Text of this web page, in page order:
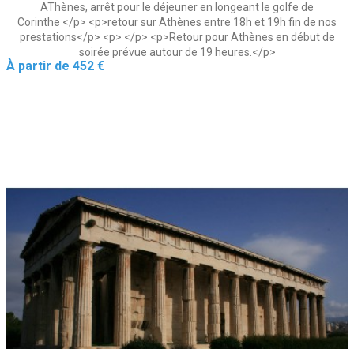
AThènes, arrêt pour le déjeuner en longeant le golfe de
Corinthe </p> <p>retour sur Athènes entre 18h et 19h fin de nos
prestations</p> <p> </p> <p>Retour pour Athènes en début de
soirée prévue autour de 19 heures.</p>
Prix
À partir de 452 €